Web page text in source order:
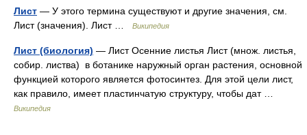
Лист — У этого термина существуют и другие значения, см.
Лист (значения). Лист …
Википедия
Лист (биология) — Лист Осенние листья Лист (множ. листья,
собир. листва) в ботанике наружный орган растения, основной
функцией которого является фотосинтез. Для этой цели лист,
как правило, имеет пластинчатую структуру, чтобы дат …
Википедия